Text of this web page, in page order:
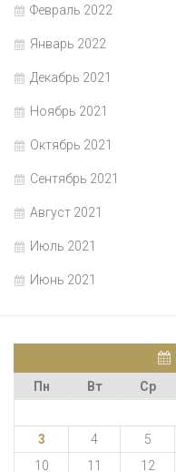
Февраль 2022
Январь 2022
Декабрь 2021
Ноябрь 2021
Октябрь 2021
Сентябрь 2021
Август 2021
Июль 2021
Июнь 2021
Пн
Вт Ср
3
4 5
10
11 12